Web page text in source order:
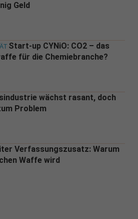
Geld
Start-up CYNiO: CO2 – das
für die Chemiebranche?
wächst rasant, doch
Problem
Verfassungszusatz: Warum
Waffe wird